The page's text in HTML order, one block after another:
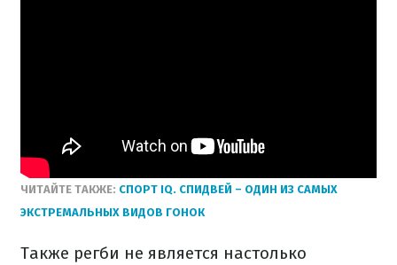
ЧИТАЙТЕ ТАКЖЕ: СПОРТ IQ. СПИДВЕЙ – ОДИН ИЗ САМЫХ
ЭКСТРЕМАЛЬНЫХ ВИДОВ ГОНОК
Также регби не является настолько